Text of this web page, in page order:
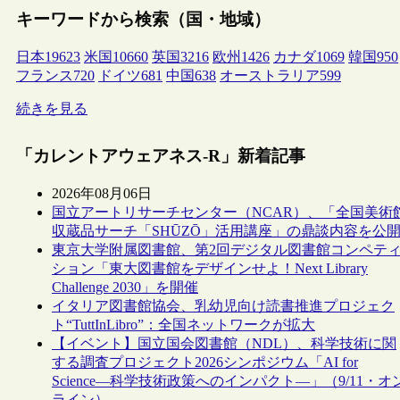
キーワードから検索（国・地域）
日本19623 米国 10660 英国3216 欧州 1426 カナダ1069 韓国950
フランス720 ドイツ681 中国638 オーストラリア599
続きを見る
「カレントアウェアネス-R」新着記事
2026年08月06日
国立アートリサーチセンター（NCAR）、「全国美術
収蔵品サーチ「SHŪZŌ」活用講座」の鼎談内容を公開
東京大学附属図書館、第2回デジタル図書館コンペティ
ション「東大図書館をデザインせよ！Next Library
Challenge 2030」を開催
イタリア図書館協会、乳幼児向け読書推進プロジェク
ト“TuttInLibro”：全国ネットワークが拡大
【イベント】国立国会図書館（NDL）、科学技術に関
する調査プロジェクト2026シンポジウム「AI for
Science―科学技術政策へのインパクト―」（9/11・オ